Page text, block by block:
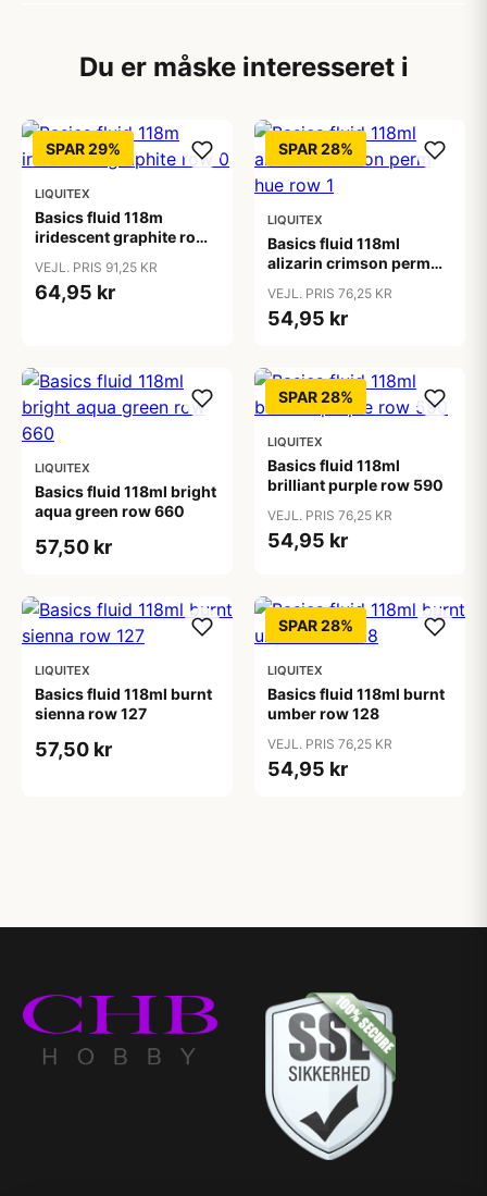
Du er måske interesseret i
SPAR 29%
LIQUITEX
Basics fluid 118m
iridescent graphite row
VEJL. PRIS 91,25 KR
64,95 kr
SPAR 28%
LIQUITEX
Basics fluid 118ml
alizarin crimson perm
VEJL. PRIS 76,25 KR
54,95 kr
LIQUITEX
Basics fluid 118ml bright
aqua green row 660
57,50 kr
SPAR 28%
LIQUITEX
Basics fluid 118ml
brilliant purple row 590
VEJL. PRIS 76,25 KR
54,95 kr
LIQUITEX
Basics fluid 118ml burnt
sienna row 127
57,50 kr
SPAR 28%
LIQUITEX
Basics fluid 118ml burnt
umber row 128
VEJL. PRIS 76,25 KR
54,95 kr